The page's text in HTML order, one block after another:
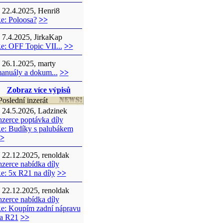
22.4.2025, Henri8
Poloosa? >>
7.4.2025, JirkaKap
OFF Topic VII... >>
26.1.2025, marty
a dokum... >>
Zobraz více výpisů
inzerát
24.5.2026, Ladzinek
poptávka díly
Budíky s palubákem
22.12.2025, renoldak
nabídka díly
5x R21 na díly >>
22.12.2025, renoldak
nabídka díly
Koupím zadní nápravu
R21 >>